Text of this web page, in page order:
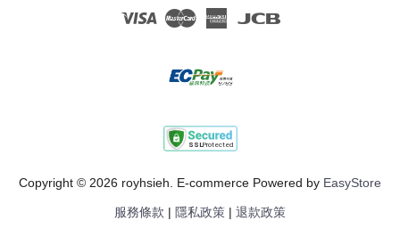
Visa Master American
Copyright © 2026 royhsieh. E-commerce Powered by EasyStore
服務條款 隱私政策 退款政策